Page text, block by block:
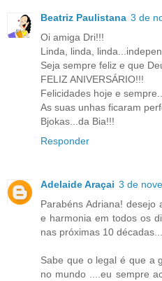
Beatriz Paulistana 3 de
Oi amiga Dri!!!
Linda, linda,
Seja sempre feliz e que
FELIZ ANIVERSÁRIO!!!
Felicidades hoje e
As suas unhas ficaram
Bjokas...da Bia!!!
Responder
Adelaide Araçai 3 de
Parabéns Adriana!
e harmonia em todos os
nas próximas 10
Sabe que o legal é que a
no mundo ....eu sempre